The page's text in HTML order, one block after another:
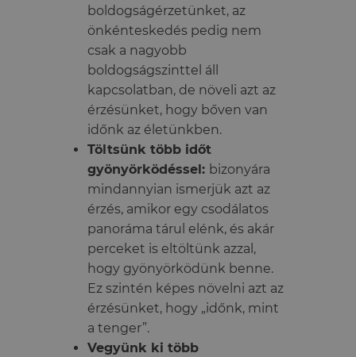
boldogságérzetünket, az
önkénteskedés pedig nem
csak a nagyobb
boldogságszinttel áll
kapcsolatban, de növeli azt az
érzésünket, hogy bőven van
időnk az életünkben.
Töltsünk több időt
gyönyörködéssel: bizonyára
mindannyian ismerjük azt az
érzés, amikor egy csodálatos
panoráma tárul elénk, és akár
perceket is eltöltünk azzal,
hogy gyönyörködünk benne.
Ez szintén képes növelni azt az
érzésünket, hogy „időnk, mint
a tenger”.
Vegyünk ki több